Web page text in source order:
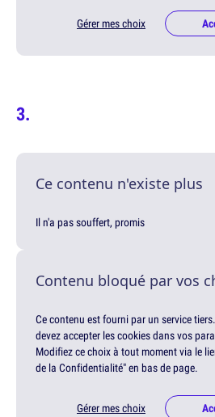
Gérer mes choix
Ce contenu n'existe plus
Il n'a pas souffert, promis
Contenu bloqué par vos
Ce contenu est fourni par un service
devez accepter les cookies dans vos
Modifiez ce choix à tout moment via le
de la Confidentialité" en bas de page.
Gérer mes choix